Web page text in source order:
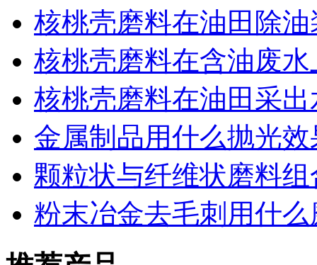
核桃壳磨料在油田除
核桃壳磨料在含油废
核桃壳磨料在油田采
金属制品用什么抛光
颗粒状与纤维状磨料
粉末冶金去毛刺用什